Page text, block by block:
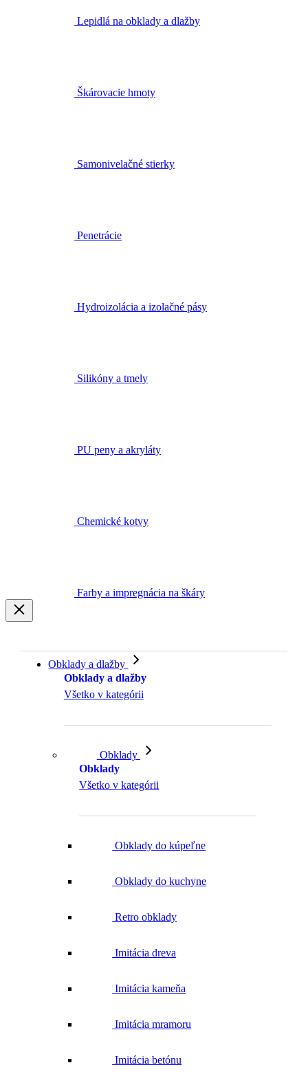
Lepidlá na obklady a dlažby
Škárovacie hmoty
Samonivelačné stierky
Penetrácie
Hydroizolácia a izolačné pásy
Silikóny a tmely
PU peny a akryláty
Chemické kotvy
Farby a impregnácia na škáry
Obklady a dlažby
Obklady a dlažby
Všetko v kategórii
Obklady
Obklady
Všetko v kategórii
Obklady do kúpeľne
Obklady do kuchyne
Retro obklady
Imitácia dreva
Imitácia kameňa
Imitácia mramoru
Imitácia betónu